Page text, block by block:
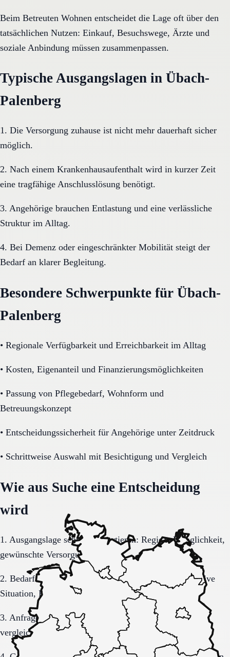
Beim Betreuten Wohnen entscheidet die Lage oft über den
tatsächlichen Nutzen: Einkauf, Besuchswege, Ärzte und
soziale Anbindung müssen zusammenpassen.
Typische Ausgangslagen in Übach-
Palenberg
1. Die Versorgung zuhause ist nicht mehr dauerhaft sicher
möglich.
2. Nach einem Krankenhausaufenthalt wird in kurzer Zeit
eine tragfähige Anschlusslösung benötigt.
3. Angehörige brauchen Entlastung und eine verlässliche
Struktur im Alltag.
4. Bei Demenz oder eingeschränkter Mobilität steigt der
Bedarf an klarer Begleitung.
Besondere Schwerpunkte für Übach-
Palenberg
• Regionale Verfügbarkeit und Erreichbarkeit im Alltag
• Kosten, Eigenanteil und Finanzierungsmöglichkeiten
• Passung von Pflegebedarf, Wohnform und
Betreuungskonzept
• Entscheidungssicherheit für Angehörige unter Zeitdruck
• Schrittweise Auswahl mit Besichtigung und Vergleich
Wie aus Suche eine Entscheidung
wird
1. Ausgangslage schriftlich sortieren: Region, Dringlichkeit,
gewünschte Versorgungsform.
2. Bedarf konkretisieren: Pflegegrad, Mobilität, kognitive
Situation, Kostenrahmen.
3. Anfrage sauber formulieren, damit Rückmeldungen
vergleichbar bleiben.